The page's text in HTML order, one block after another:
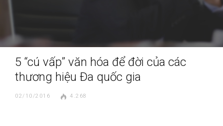
5 “cú vấp” văn hóa để đời của các
thương hiệu Đa quốc gia
02/10/2016 4.268